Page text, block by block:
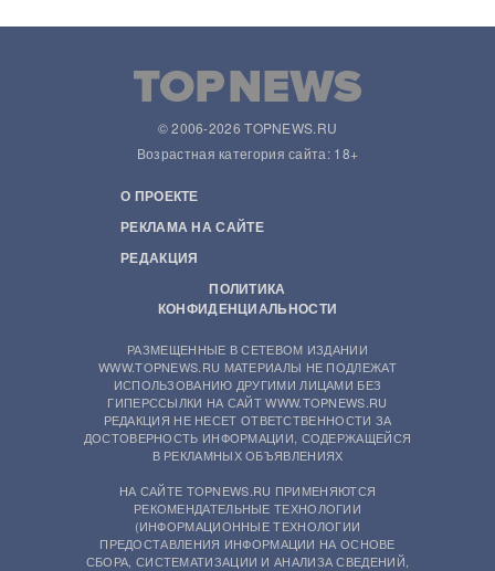
© 2006-2026 TOPNEWS.RU
Возрастная категория сайта: 18+
О ПРОЕКТЕ
РЕКЛАМА НА САЙТЕ
РЕДАКЦИЯ
ПОЛИТИКА
КОНФИДЕНЦИАЛЬНОСТИ
РАЗМЕЩЕННЫЕ В СЕТЕВОМ ИЗДАНИИ
WWW.TOPNEWS.RU МАТЕРИАЛЫ НЕ ПОДЛЕЖАТ
ИСПОЛЬЗОВАНИЮ ДРУГИМИ ЛИЦАМИ БЕЗ
ГИПЕРССЫЛКИ НА САЙТ WWW.TOPNEWS.RU
РЕДАКЦИЯ НЕ НЕСЕТ ОТВЕТСТВЕННОСТИ ЗА
ДОСТОВЕРНОСТЬ ИНФОРМАЦИИ, СОДЕРЖАЩЕЙСЯ
В РЕКЛАМНЫХ ОБЪЯВЛЕНИЯХ
НА САЙТЕ TOPNEWS.RU ПРИМЕНЯЮТСЯ
РЕКОМЕНДАТЕЛЬНЫЕ ТЕХНОЛОГИИ
(ИНФОРМАЦИОННЫЕ ТЕХНОЛОГИИ
ПРЕДОСТАВЛЕНИЯ ИНФОРМАЦИИ НА ОСНОВЕ
СБОРА, СИСТЕМАТИЗАЦИИ И АНАЛИЗА СВЕДЕНИЙ,